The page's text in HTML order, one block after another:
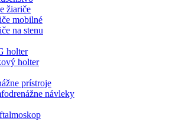
žiariče
mobilné
na stenu
holter
holter
prístroje
návleky